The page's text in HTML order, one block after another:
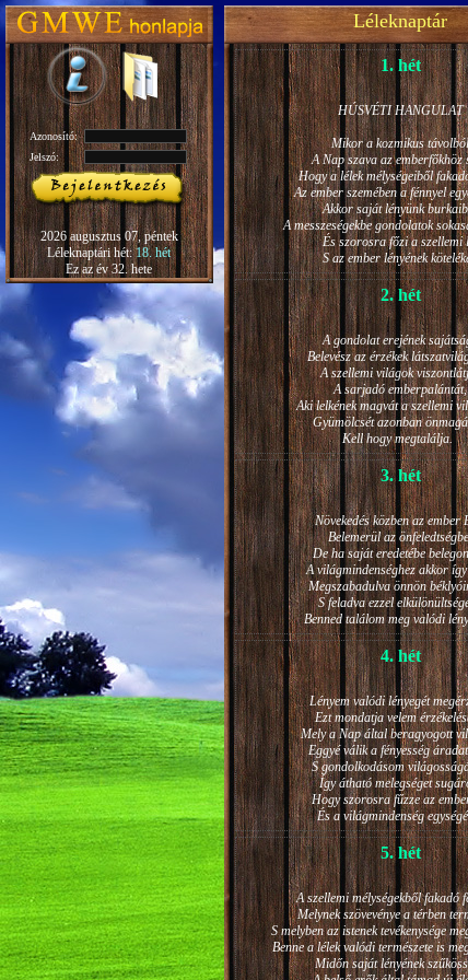
Azonosító:
Jelszó:
2026 augusztus 07, péntek
Léleknaptári hét:18. hét
Ez az év 32. hete
Léleknaptár
1. hét
HÚSVÉTI HANGULAT
Mikor a kozmikus távolból
A Nap szava az emberfőkhöz
Hogy a lélek mélységeiből
Az ember szemében a fénnyel
Akkor saját lényünk
A messzeségekbe gondolatok
És szorosra főzi a szellemi
S az ember lényének
2. hét
A gondolat erejének
Belevész az érzékek
A szellemi világok
A sarjadó emberpalántát,
Aki lelkének magvát a szellemi
Gyümölcsét azonban
Kell hogy megtalálja.
3. hét
Növekedés közben az ember
Belemerül az
De ha saját eredetébe
A világmindenséghez akkor
Megszabadulva önnön
S feladva ezzel
Benned találom meg valódi
4. hét
Lényem valódi lényegét
Ezt mondatja velem
Mely a Nap által beragyogott
Eggyé válik a fényesség
S gondolkodásom
Így átható melegséget
Hogy szorosra fűzze az
És a világmindenség
5. hét
A szellemi mélységekből fakadó
Melynek szövevénye a térben
S melyben az istenek tevékenysége
Benne a lélek valódi természete is
Midőn saját lényének